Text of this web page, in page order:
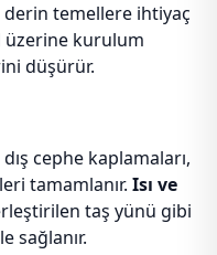
temellere ihtiyaç
üzerine kurulum
düşürür.
cephe kaplamaları,
tamamlanır. Isı ve
taş yünü gibi
sağlanır.